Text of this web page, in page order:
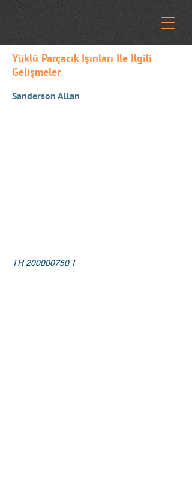
Yüklü Parçacık Işınları Ile Ilgili
Gelişmeler.
Sanderson Allan
TR 200000750T